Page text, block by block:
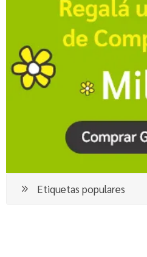
Etiquetas populares